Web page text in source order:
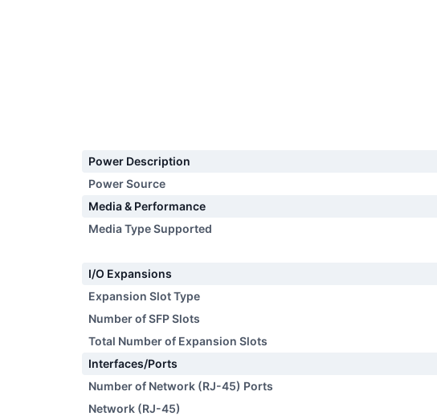
Power Description
Power Source
Media & Performance
Media Type Supported
I/O Expansions
Expansion Slot Type
Number of SFP Slots
Total Number of Expansion Slots
Interfaces/Ports
Number of Network (RJ-45) Ports
Network (RJ-45)